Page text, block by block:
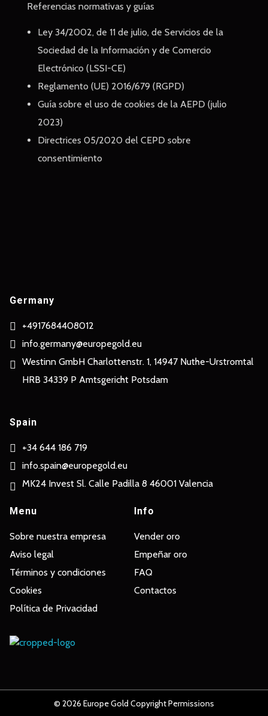
Referencias normativas y guías
Ley 34/2002, de 11 de julio, de Servicios de la
Sociedad de la Información y de Comercio
Electrónico (LSSI-CE)
Reglamento (UE) 2016/679 (RGPD)
Guía sobre el uso de cookies de la AEPD (julio
2023)
Directrices 05/2020 del CEPD sobre
consentimiento
Menu
Sobre nuestra empresa
Aviso legal
Términos y condiciones
Cookies
Política de Privacidad
Info
Vender oro
Empeñar oro
FAQ
Contactos
Germany
+4917684408012
info.germany@europegold.eu
Westinn GmbH Charlottenstr. 1, 14947 Nuthe-Urstromtal
HRB 34339 P Amtsgericht Potsdam
Spain
+34 644 186 719
info.spain@europegold.eu
MK24 Invest Sl. Calle Padilla 8 46001 Valencia
© 2026 Europe Gold Copyright Permissions